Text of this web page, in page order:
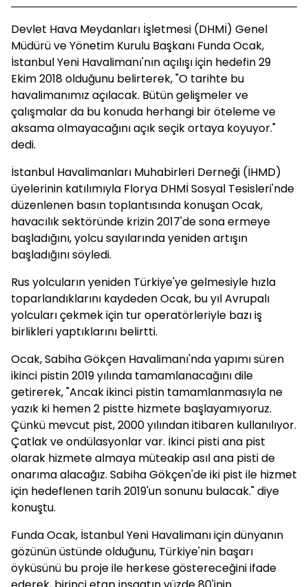
Devlet Hava Meydanları İşletmesi (DHMİ) Genel
Müdürü ve Yönetim Kurulu Başkanı Funda Ocak,
İstanbul Yeni Havalimanı'nın açılışı için hedefin 29
Ekim 2018 olduğunu belirterek, "O tarihte bu
havalimanımız açılacak. Bütün gelişmeler ve
çalışmalar da bu konuda herhangi bir öteleme ve
aksama olmayacağını açık seçik ortaya koyuyor."
dedi.
İstanbul Havalimanları Muhabirleri Derneği (İHMD)
üyelerinin katılımıyla Florya DHMİ Sosyal Tesisleri'nde
düzenlenen basın toplantısında konuşan Ocak,
havacılık sektöründe krizin 2017'de sona ermeye
başladığını, yolcu sayılarında yeniden artışın
başladığını söyledi.
Rus yolcuların yeniden Türkiye'ye gelmesiyle hızla
toparlandıklarını kaydeden Ocak, bu yıl Avrupalı
yolcuları çekmek için tur operatörleriyle bazı iş
birlikleri yaptıklarını belirtti.
Ocak, Sabiha Gökçen Havalimanı'nda yapımı süren
ikinci pistin 2019 yılında tamamlanacağını dile
getirerek, "Ancak ikinci pistin tamamlanmasıyla ne
yazık ki hemen 2 pistte hizmete başlayamıyoruz.
Çünkü mevcut pist, 2000 yılından itibaren kullanılıyor.
Çatlak ve ondülasyonlar var. İkinci pisti ana pist
olarak hizmete almaya müteakip asıl ana pisti de
onarıma alacağız. Sabiha Gökçen'de iki pist ile hizmet
için hedeflenen tarih 2019'un sonunu bulacak." diye
konuştu.
Funda Ocak, İstanbul Yeni Havalimanı için dünyanın
gözünün üstünde olduğunu, Türkiye'nin başarı
öyküsünü bu proje ile herkese göstereceğini ifade